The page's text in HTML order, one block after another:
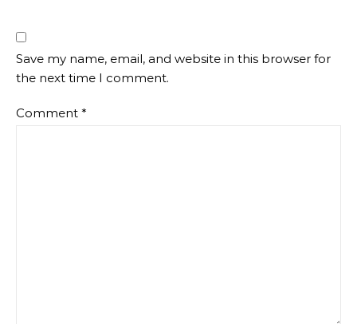
Save my name, email, and website in this browser for
the next time I comment.
Comment *